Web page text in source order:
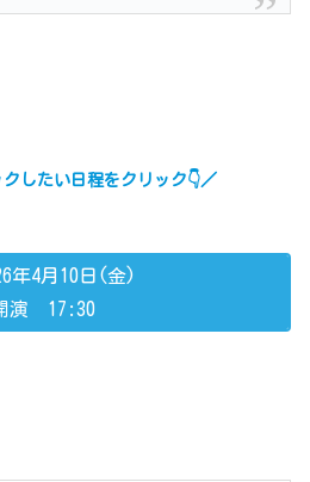
したい日程をクリック👇／
年4月10日(金)
演 17:30